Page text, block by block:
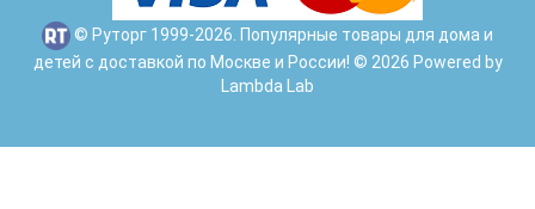
© Руторг 1999-2026. Популярные товары для дома и
детей с доставкой по Москве и России! © 2026 Powered by
Lambda Lab